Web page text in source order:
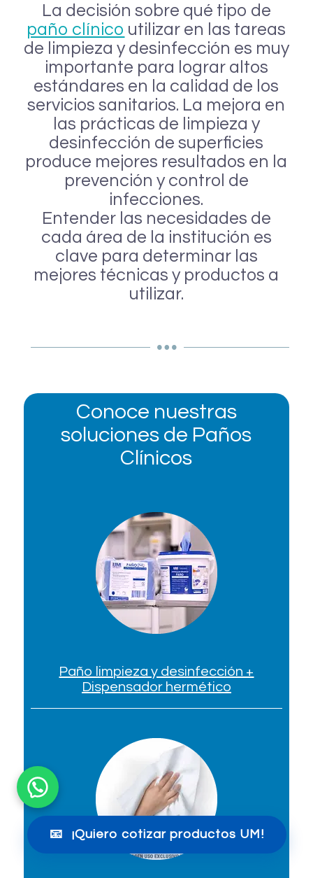
La decisión sobre qué tipo de
paño clínico utilizar en las tareas
de limpieza y desinfección es muy
importante para lograr altos
estándares en la calidad de los
servicios sanitarios. La mejora en
las prácticas de limpieza y
desinfección de superficies
produce mejores resultados en la
prevención y control de
infecciones.
Entender las necesidades de
cada área de la institución es
clave para determinar las
mejores técnicas y productos a
utilizar.
Conoce nuestras
soluciones de Paños
Clínicos
Paño limpieza y desinfección +
Dispensador hermético
📧 ¡Quiero cotizar productos UM!